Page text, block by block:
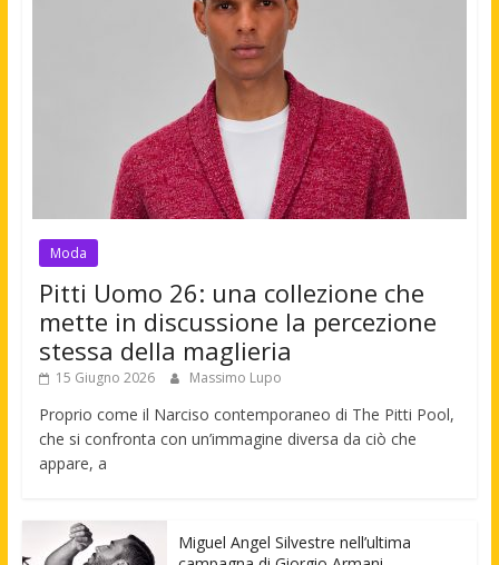
Moda
Pitti Uomo 26: una collezione che
mette in discussione la percezione
stessa della maglieria
15 Giugno 2026 Massimo Lupo
Proprio come il Narciso contemporaneo di The Pitti Pool,
che si confronta con un’immagine diversa da ciò che
appare, a
Miguel Angel Silvestre nell’ultima